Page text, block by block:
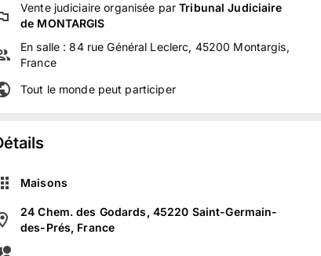
Vente judiciaire organisée parTribunal Judiciaire
de MONTARGIS
En salle :84 rue Général Leclerc, 45200 Montargis,
France
Tout le monde peut participer
Maisons
24 Chem. des Godards, 45220 Saint-Germain-
des-Prés, France